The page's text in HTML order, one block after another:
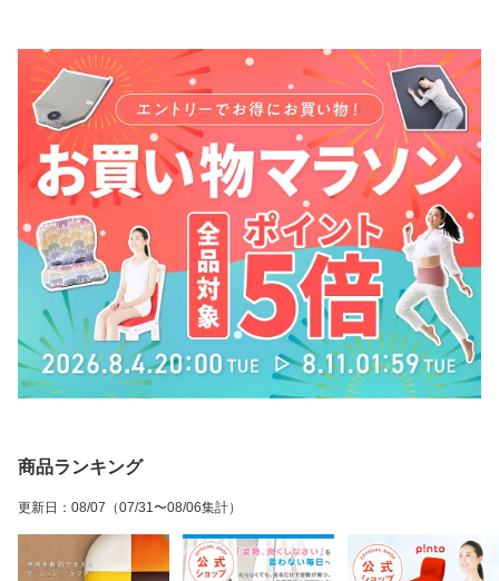
商品ランキング
更新日 ： 08/07 （07/31〜08/06集計）